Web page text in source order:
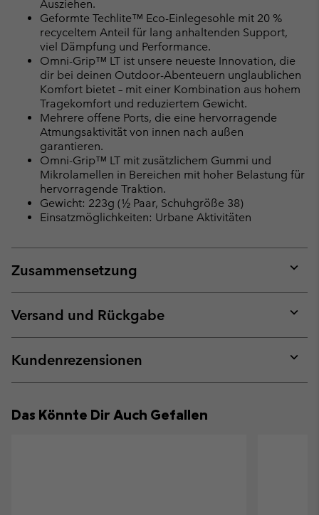
Ausziehen.
Geformte Techlite™ Eco-Einlegesohle mit 20 %
recyceltem Anteil für lang anhaltenden Support,
viel Dämpfung und Performance.
Omni-Grip™ LT ist unsere neueste Innovation, die
dir bei deinen Outdoor-Abenteuern unglaublichen
Komfort bietet – mit einer Kombination aus hohem
Tragekomfort und reduziertem Gewicht.
Mehrere offene Ports, die eine hervorragende
Atmungsaktivität von innen nach außen
garantieren.
Omni-Grip™ LT mit zusätzlichem Gummi und
Mikrolamellen in Bereichen mit hoher Belastung für
hervorragende Traktion.
Gewicht: 223g (½ Paar, Schuhgröße 38)
Einsatzmöglichkeiten: Urbane Aktivitäten
Zusammensetzung
or
Versand und Rückgabe
or
Kundenrezensionen
or
Das Könnte Dir Auch Gefallen